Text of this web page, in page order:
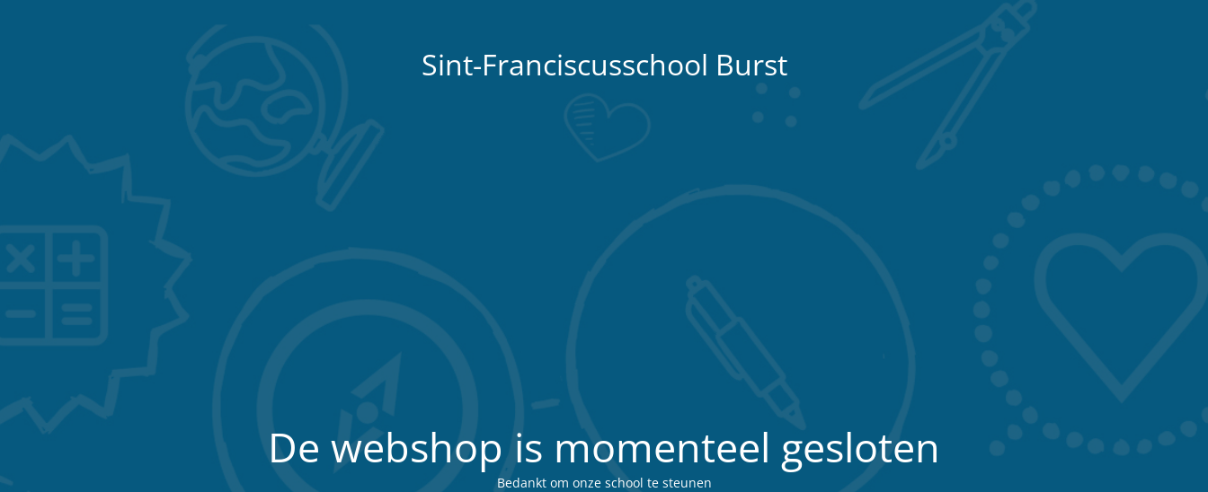
Sint-Franciscusschool Burst
De webshop is momenteel gesloten
Bedankt om onze school te steunen